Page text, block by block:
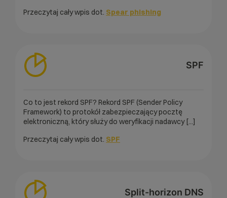
Przeczytaj cały wpis dot. Spear phishing
SPF
Co to jest rekord SPF? Rekord SPF (Sender Policy
Framework) to protokół zabezpieczający pocztę
elektroniczną, który służy do weryfikacji nadawcy [...]
Przeczytaj cały wpis dot. SPF
Split-horizon DNS